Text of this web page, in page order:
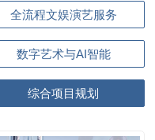
全流程文娱演艺服务
数字艺术与AI智能
综合项目规划